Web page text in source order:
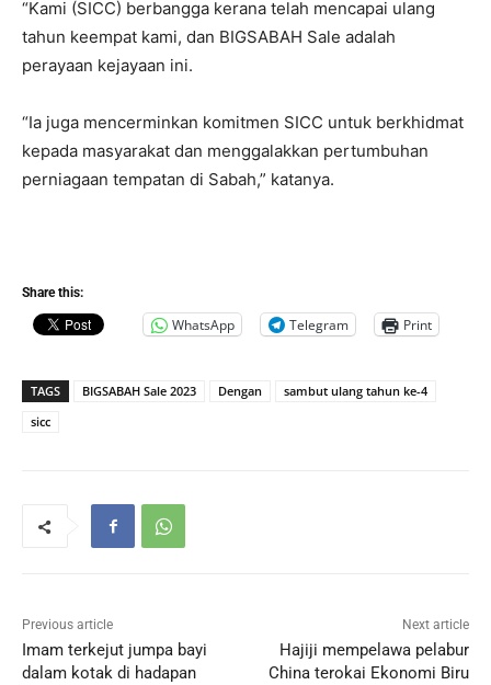
“Kami (SICC) berbangga kerana telah mencapai ulang
tahun keempat kami, dan BIGSABAH Sale adalah
perayaan kejayaan ini.
“Ia juga mencerminkan komitmen SICC untuk berkhidmat
kepada masyarakat dan menggalakkan pertumbuhan
perniagaan tempatan di Sabah,” katanya.
Share this:
WhatsApp Telegram Print
TAGS BIGSABAH Sale 2023 Dengan
sambut ulang tahun ke-4
sicc
Previous article
Imam terkejut jumpa bayi
dalam kotak di hadapan
Next article
Hajiji mempelawa pelabur
China terokai Ekonomi Biru